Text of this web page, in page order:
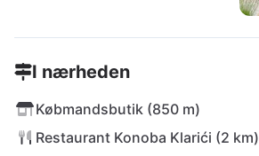
I nærheden
Købmandsbutik (850 m)
Restaurant Konoba Klarići (2 km)